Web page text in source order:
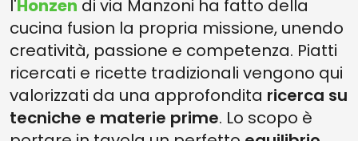
l'Honzen di via Manzoni ha fatto della
cucina fusion la propria missione, unendo
creatività, passione e competenza. Piatti
ricercati e ricette tradizionali vengono qui
valorizzati da una approfondita ricerca su
tecniche e materie prime. Lo scopo è